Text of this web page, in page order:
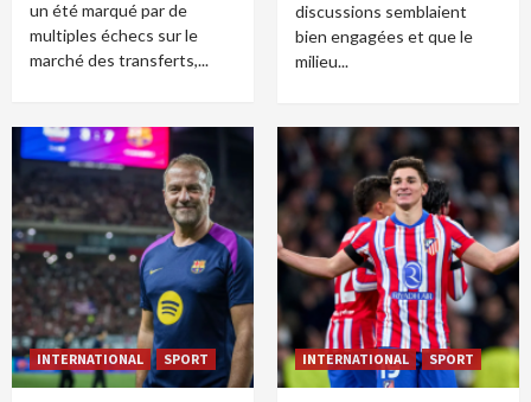
un été marqué par de
multiples échecs sur le
marché des transferts,...
discussions semblaient
bien engagées et que le
milieu...
INTERNATIONAL SPORT INTERNATIONAL SPORT